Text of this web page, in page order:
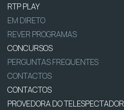
RTP PLAY
EM DIRETO
REVER PROGRAMAS
CONCURSOS
PERGUNTAS FREQUENTES
CONTACTOS
CONTACTOS
PROVEDORA DO TELESPECTADOR